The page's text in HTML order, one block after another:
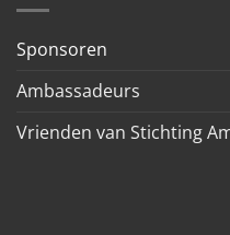
Sponsoren
Ambassadeurs
Vrienden van Stichting